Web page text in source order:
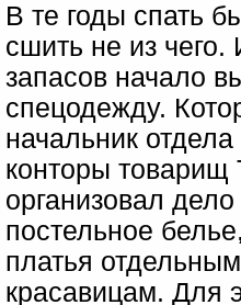
В те годы спать
сшить не из чего.
запасов начало
спецодежду.
начальник
конторы
организовал дело
постельное
платья
красавицам. Для